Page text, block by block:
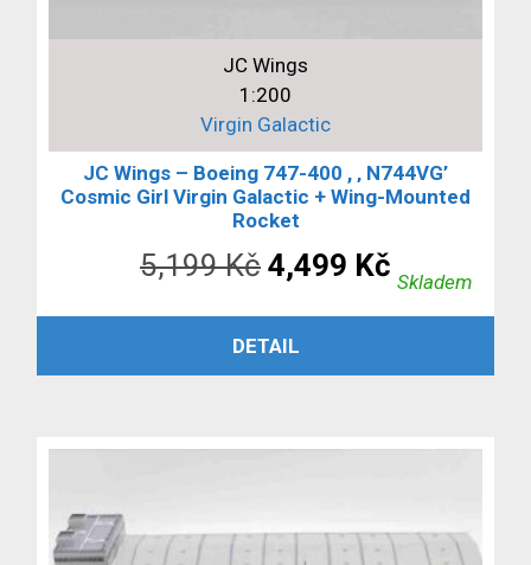
JC Wings
1:200
Virgin Galactic
JC Wings – Boeing 747-400 , ‚ N744VG’
Cosmic Girl Virgin Galactic + Wing-Mounted
Rocket
5,199Kč Původní
cena
byla:
4,499 Kč
cena
Skladem
PŘIDAT DO KOŠÍKU
DETAIL